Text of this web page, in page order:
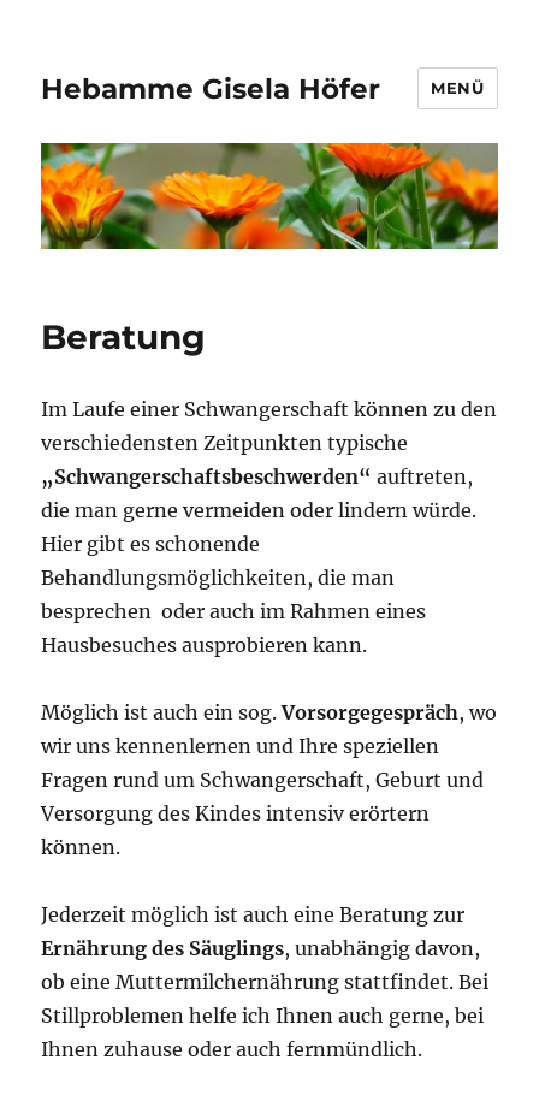
Hebamme Gisela Höfer MENÜ
Beratung
Im Laufe einer Schwangerschaft können zu den
verschiedensten Zeitpunkten typische
„Schwangerschaftsbeschwerden“auftreten,
die man gerne vermeiden oder lindern würde.
Hier gibt es schonende
Behandlungsmöglichkeiten, die man
besprechen oder auch im Rahmen eines
Hausbesuches ausprobieren kann.
Möglich ist auch ein sog.Vorsorgegespräch, wo
wir uns kennenlernen und Ihre speziellen
Fragen rund um Schwangerschaft, Geburt und
Versorgung des Kindes intensiv erörtern
können.
Jederzeit möglich ist auch eine Beratung zur
Ernährung des Säuglings, unabhängig davon,
ob eine Muttermilchernährung stattfindet. Bei
Stillproblemen helfe ich Ihnen auch gerne, bei
Ihnen zuhause oder auch fernmündlich.